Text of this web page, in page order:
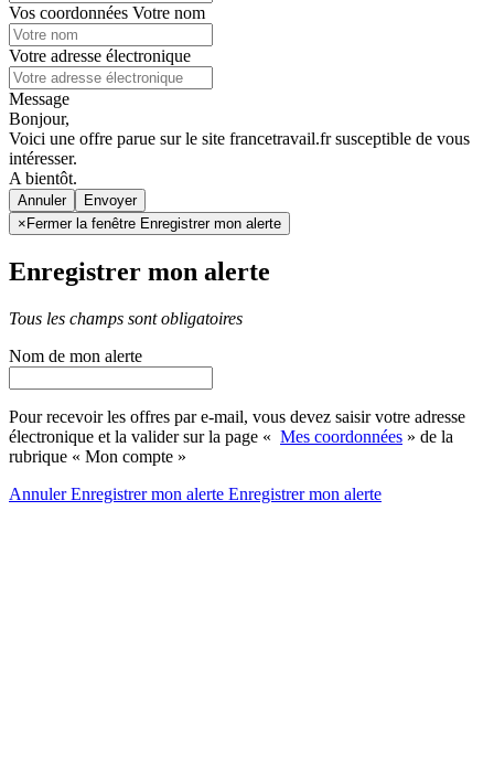
Vos coordonnées Votre nom
Votre adresse électronique
Message
Bonjour,
Voici une offre parue sur le site francetravail.fr susceptible de vous
intéresser.
A bientôt.
Annuler
× Fermer la fenêtre Enregistrer mon alerte
Enregistrer mon alerte
Tous les champs sont obligatoires
Nom de mon alerte
Pour recevoir les offres par e-mail, vous devez saisir votre adresse
électronique et la valider sur la page « Mes coordonnées » de la
rubrique « Mon compte »
AnnulerEnregistrer mon alerte Enregistrermon alerte